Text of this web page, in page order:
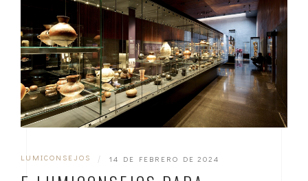
LUMICONSEJOS | 14 DE FEBRERO DE 2024